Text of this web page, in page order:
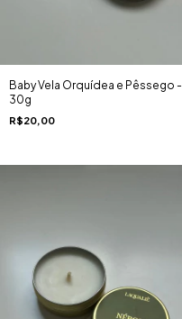
Baby Vela Orquídea e Pêssego -
30g
R$20,00